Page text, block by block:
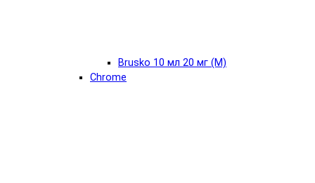
Brusko 10 мл 20 мг (М)
Chrome